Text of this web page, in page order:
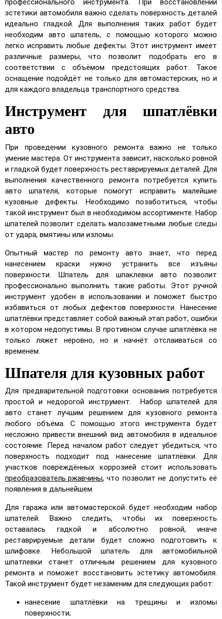
UA RU
профессионального инструмента. При восстановлении
эстетики автомобиля важно сделать поверхность деталей
идеально гладкой. Для выполнения таких работ будет
необходим авто шпатель, с помощью которого можно
легко исправить любые дефекты. Этот инструмент имеет
различные размеры, что позволит подобрать его в
соответствии с объёмом предстоящих работ. Такое
оснащение подойдёт не только для автомастерских, но и
для каждого владельца транспортного средства.
Инструмент для шпатлёвки
авто
При проведении кузовного ремонта важно не только
умение мастера. От инструмента зависит, насколько ровной
и гладкой будет поверхность реставрируемых деталей. Для
выполнения качественного ремонта потребуется купить
авто шпателя, которые помогут исправить малейшие
кузовные дефекты. Необходимо позаботиться, чтобы
такой инструмент был в необходимом ассортименте. Набор
шпателей позволит сделать малозаметными любые следы
от удара, вмятины или изломы.
Опытный мастер по ремонту авто знает, что перед
нанесением краски нужно устранить все изъяны
поверхности. Шпатель для шпаклевки авто позволит
профессионально выполнить такие работы. Этот ручной
инструмент удобен в использовании и поможет быстро
избавиться от любых дефектов поверхности. Нанесение
шпатлёвки представляет собой важный этап работ, ошибки
в котором недопустимы. В противном случае шпатлёвка не
только ляжет неровно, но и начнёт отслаиваться со
временем.
Шпателя для кузовных работ
Для предварительной подготовки основания потребуется
простой и недорогой инструмент. Набор шпателей для
авто станет лучшим решением для кузовного ремонта
любого объёма. С помощью этого инструмента будет
несложно привести внешний вид автомобиля в идеальное
состояние. Перед началом работ следует убедиться, что
поверхность подходит под нанесение шпатлёвки. Для
участков повреждённых коррозией стоит использовать
преобразователь ржавчины, что позволит не допустить её
появления в дальнейшем.
Для гаража или автомастерской будет необходим набор
шпателей. Важно следить, чтобы их поверхность
оставалась гадкой и абсолютно ровной, иначе
реставрируемые детали будет сложно подготовить к
шлифовке. Небольшой шпатель для автомобильной
шпатлевки станет отличным решением для кузовного
ремонта и поможет восстановить эстетику автомобиля.
Такой инструмент будет незаменим для следующих работ:
нанесение шпатлёвки на трещины и изломы
поверхности;